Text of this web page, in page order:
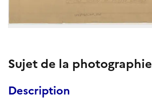
Sujet de la photographie
Description